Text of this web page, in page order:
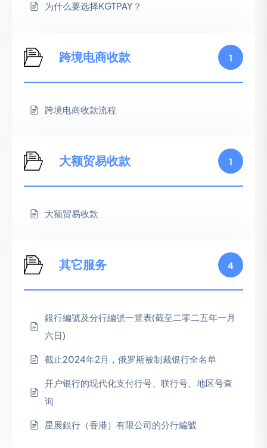
为什么要选择KGTPAY？
跨境电商收款 1
跨境电商收款流程
大额贸易收款 1
大额贸易收款
其它服务 4
銀行編號及分行編號一覽表(截至二零二五年一月
六日)
截止2024年2月，俄罗斯被制裁银行全名单
开户银行的现代化支付行号、联行号、地区号查
询
星展銀行（香港）有限公司的分行編號